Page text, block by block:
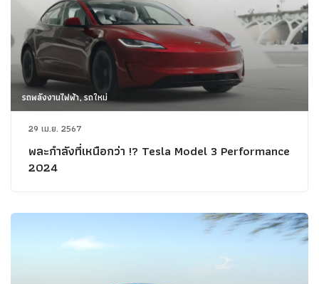
รถพลังงานไฟฟ้า, รถใหม่
29 เม.ย. 2567
พละกำลังที่เหนือกว่า !? Tesla Model 3 Performance
2024